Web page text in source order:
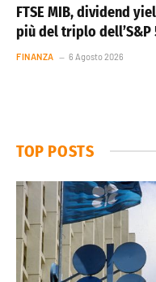
FTSE MIB, dividend
più del triplo dell’S&P
FINANZA 6 Agosto 2026
TOP POSTS